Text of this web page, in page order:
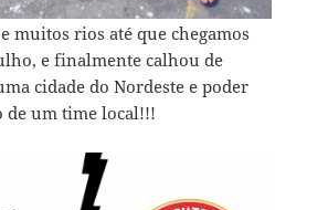
muitos rios até que chegamos
e finalmente calhou de
cidade do Nordeste e poder
de um time local!!!